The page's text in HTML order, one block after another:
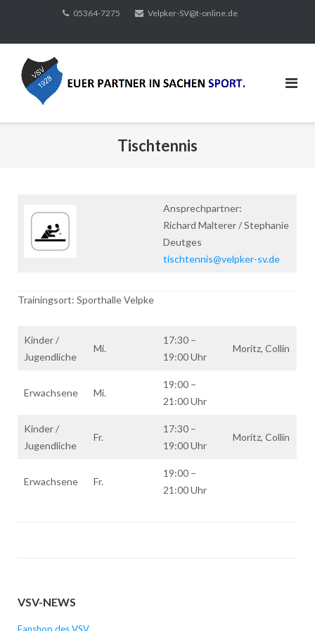
Inhalt
05364-7275 Velpker-SV@t-online.de
Tischtennis
Ansprechpartner:
Richard Malterer / Stephanie
Deutges
tischtennis@velpker-sv.de
Trainingsort: Sporthalle Velpke
Kinder /
Jugendliche
Mi.
17:30 –
19:00 Uhr
Moritz, Collin
Erwachsene Mi.
19:00 –
21:00 Uhr
Kinder /
Jugendliche
Fr.
17:30 –
19:00 Uhr
Moritz, Collin
Erwachsene Fr.
19:00 –
21:00 Uhr
VSV-NEWS